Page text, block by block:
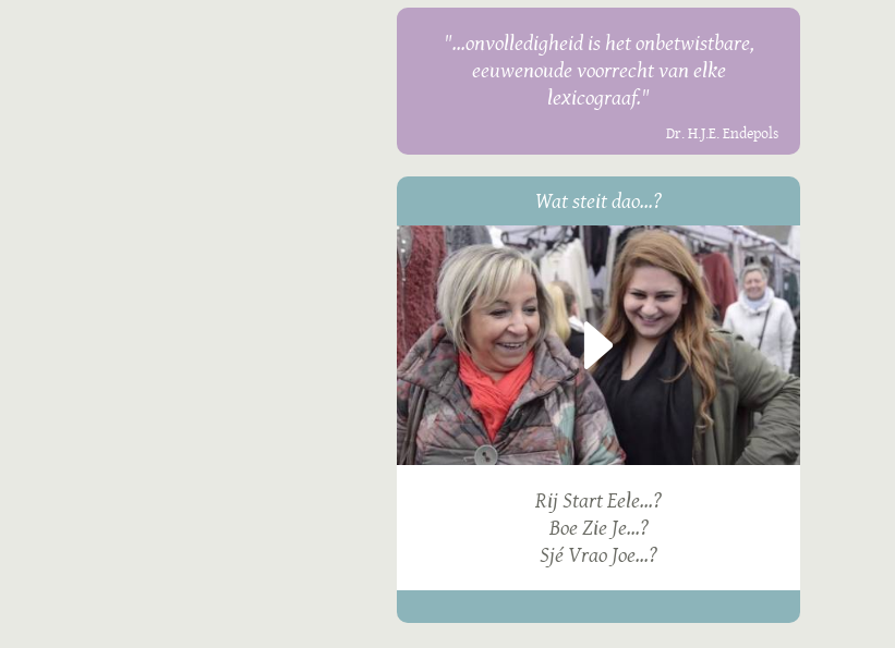
"...onvolledigheid is het onbetwistbare,
eeuwenoude voorrecht van elke
lexicograaf."
Dr. H.J.E. Endepols
Wat steit dao...?
Rij Start Eele...?
Boe Zie Je...?
Sjé Vrao Joe...?